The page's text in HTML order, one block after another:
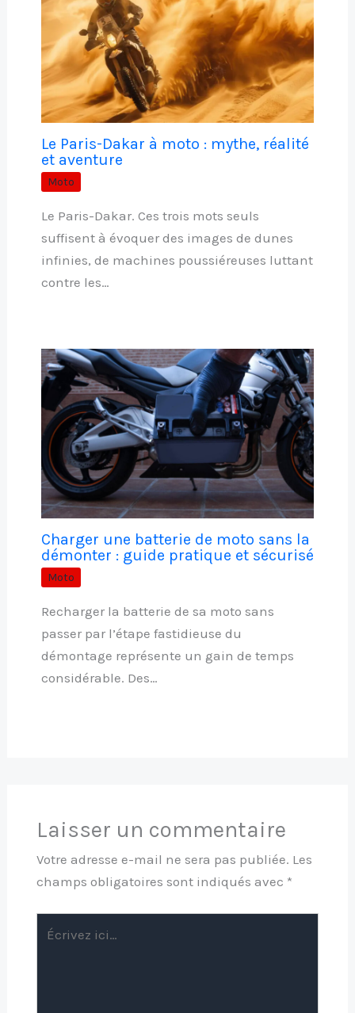
Le Paris-Dakar à moto : mythe, réalité
et aventure
Moto
Le Paris-Dakar. Ces trois mots seuls
suffisent à évoquer des images de dunes
infinies, de machines poussiéreuses luttant
contre les…
Charger une batterie de moto sans la
démonter : guide pratique et sécurisé
Moto
Recharger la batterie de sa moto sans
passer par l’étape fastidieuse du
démontage représente un gain de temps
considérable. Des…
Laisser un commentaire
Votre adresse e-mail ne sera pas publiée. Les
champs obligatoires sont indiqués avec *